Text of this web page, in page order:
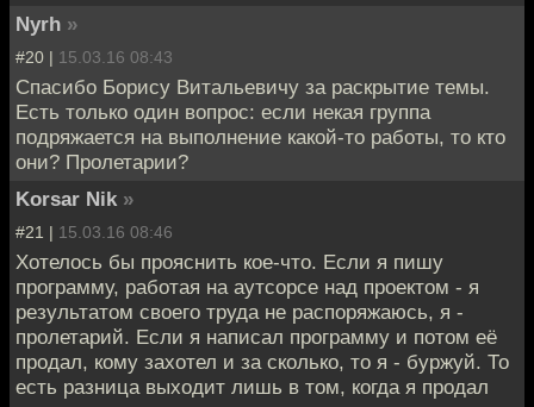
Nyrh »
#20 | 15.03.16 08:43
Спасибо Борису Витальевичу за раскрытие темы.
Есть только один вопрос: если некая группа
подряжается на выполнение какой-то работы, то кто
они? Пролетарии?
Korsar Nik »
#21 | 15.03.16 08:46
Хотелось бы прояснить кое-что. Если я пишу
программу, работая на аутсорсе над проектом - я
результатом своего труда не распоряжаюсь, я -
пролетарий. Если я написал программу и потом её
продал, кому захотел и за сколько, то я - буржуй. То
есть разница выходит лишь в том, когда я продал